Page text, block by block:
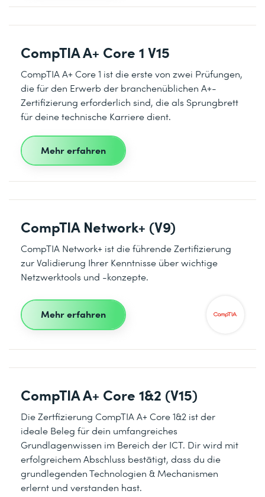
CompTIA A+ Core 1 V15
CompTIA A+ Core 1 ist die erste von zwei Prüfungen,
die für den Erwerb der branchenüblichen A+-
Zertifizierung erforderlich sind, die als Sprungbrett
für deine technische Karriere dient.
Mehr erfahren
CompTIA Network+ (V9)
CompTIA Network+ ist die führende Zertifizierung
zur Validierung Ihrer Kenntnisse über wichtige
Netzwerktools und -konzepte.
Mehr erfahren
CompTIA A+ Core 1&2 (V15)
Die Zertfizierung CompTIA A+ Core 1&2 ist der
ideale Beleg für dein umfangreiches
Grundlagenwissen im Bereich der ICT. Dir wird mit
erfolgreichem Abschluss bestätigt, dass du die
grundlegenden Technologien & Mechanismen
erlernt und verstanden hast.